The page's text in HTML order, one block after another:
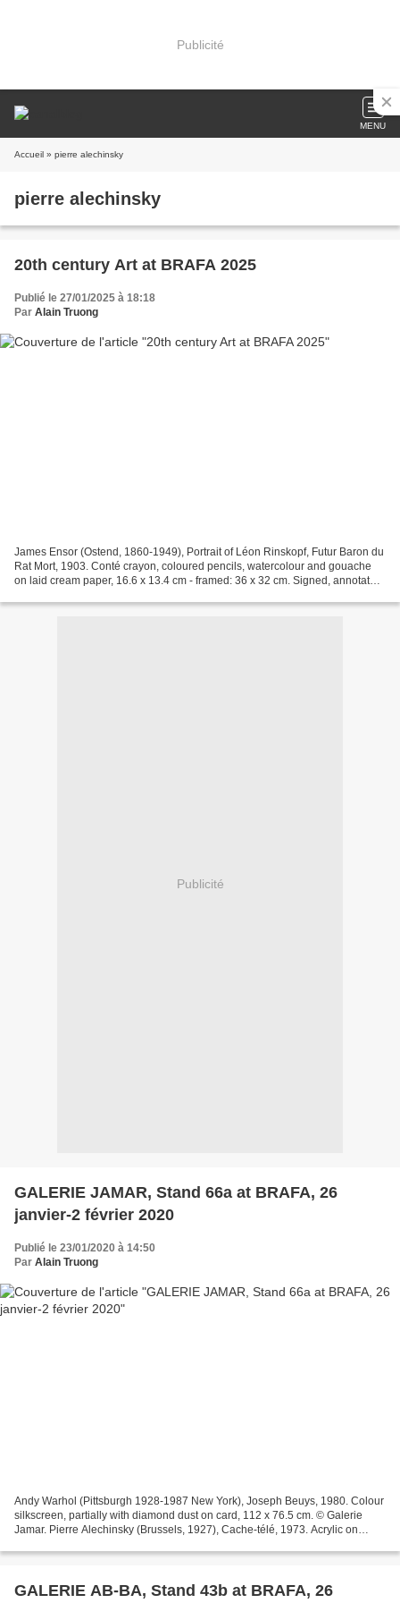
Publicité
MENU
Accueil » pierre alechinsky
pierre alechinsky
20th century Art at BRAFA 2025
Publié le 27/01/2025 à 18:18
Par Alain Truong
James Ensor (Ostend, 1860-1949), Portrait of Léon Rinskopf, Futur Baron du
Rat Mort, 1903. Conté crayon, coloured pencils, watercolour and gouache
on laid cream paper, 16.6 x 13.4 cm - framed: 36 x 32 cm. Signed, annotated,
Publicité
GALERIE JAMAR, Stand 66a at BRAFA, 26
janvier-2 février 2020
Publié le 23/01/2020 à 14:50
Par Alain Truong
Andy Warhol (Pittsburgh 1928-1987 New York), Joseph Beuys, 1980. Colour
silkscreen, partially with diamond dust on card, 112 x 76.5 cm. © Galerie
Jamar. Pierre Alechinsky (Brussels, 1927), Cache-télé, 1973. Acrylic on
GALERIE AB-BA, Stand 43b at BRAFA, 26